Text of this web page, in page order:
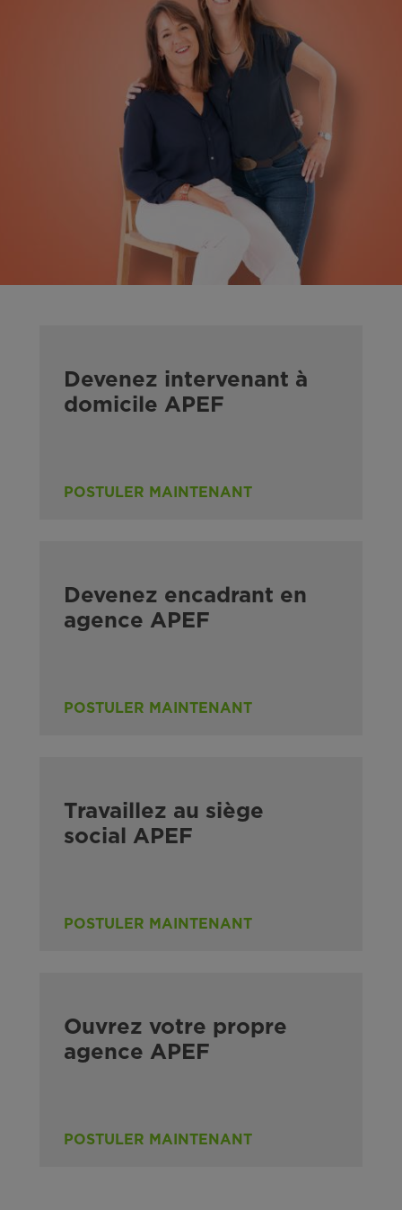
Devenez intervenant à
domicile APEF
POSTULER MAINTENANT
Devenez encadrant en
agence APEF
POSTULER MAINTENANT
Travaillez au siège
social APEF
POSTULER MAINTENANT
Ouvrez votre propre
agence APEF
POSTULER MAINTENANT